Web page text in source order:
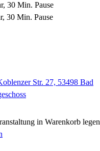
30 Min. Pause
30 Min. Pause
Str. 27, 53498 Bad
in Warenkorb legen